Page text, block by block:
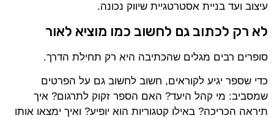
עיצוב ועד בניית אסטרטגיית שיווק נכונה.
לא רק לכתוב גם לחשוב כמו מוציא לאור
סופרים רבים מגלים שהכתיבה היא רק תחילת הדרך.
כדי שספר יגיע לקוראים, חשוב לחשוב גם על הפרטים
שמסביב: מי קהל היעד? האם הספר זקוק לתרגום? איך
תיראה הכריכה? באילו קטגוריות הוא יופיע? ואיך ימצאו אותו